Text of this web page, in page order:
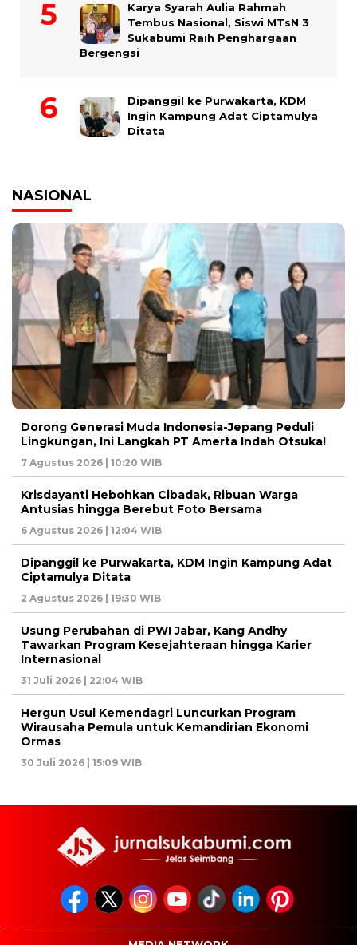
Karya Syarah Aulia Rahmah
Tembus Nasional, Siswi MTsN 3
Sukabumi Raih Penghargaan
Bergengsi
Dipanggil ke Purwakarta, KDM
Ingin Kampung Adat Ciptamulya
Ditata
NASIONAL
Dorong Generasi Muda Indonesia-Jepang Peduli
Lingkungan, Ini Langkah PT Amerta Indah Otsuka!
7 Agustus 2026 | 10:20 WIB
Krisdayanti Hebohkan Cibadak, Ribuan Warga
Antusias hingga Berebut Foto Bersama
6 Agustus 2026 | 12:04 WIB
Dipanggil ke Purwakarta, KDM Ingin Kampung Adat
Ciptamulya Ditata
2 Agustus 2026 | 19:30 WIB
Usung Perubahan di PWI Jabar, Kang Andhy
Tawarkan Program Kesejahteraan hingga Karier
Internasional
31 Juli 2026 | 22:04 WIB
Hergun Usul Kemendagri Luncurkan Program
Wirausaha Pemula untuk Kemandirian Ekonomi
Ormas
30 Juli 2026 | 15:09 WIB